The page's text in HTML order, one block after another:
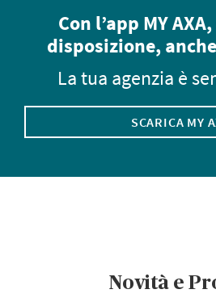
Con l’app MY
disposizione,
La tua agenzia è
SCARICA MY
Novità e